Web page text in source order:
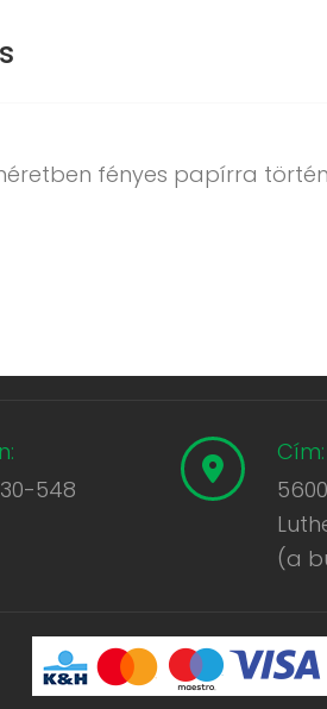
fényes papírra
548
Cím:
(a